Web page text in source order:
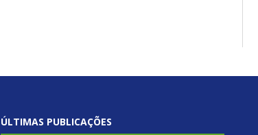
ÚLTIMAS PUBLICAÇÕES